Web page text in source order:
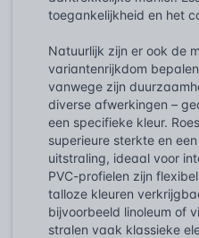
toegankelijkheid en het
Natuurlijk zijn er ook de
variantenrijkdom
vanwege zijn
diverse afwerkingen –
een specifieke kleur.
superieure sterkte en
uitstraling, ideaal voor
PVC-profielen zijn
talloze kleuren
bijvoorbeeld linoleum of
stralen vaak klassieke